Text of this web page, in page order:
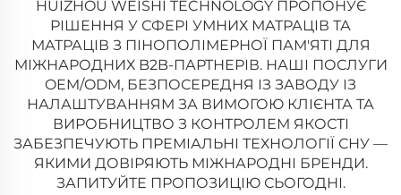
HUIZHOU WEISHI TECHNOLOGY ПРОПОНУЄ
РІШЕННЯ У СФЕРІ УМНИХ МАТРАЦІВ ТА
МАТРАЦІВ З ПІНОПОЛІМЕРНОЇ ПАМ'ЯТІ ДЛЯ
МІЖНАРОДНИХ B2B-ПАРТНЕРІВ. НАШІ ПОСЛУГИ
OEM/ODM, БЕЗПОСЕРЕДНЯ ІЗ ЗАВОДУ ІЗ
НАЛАШТУВАННЯМ ЗА ВИМОГОЮ КЛІЄНТА ТА
ВИРОБНИЦТВО З КОНТРОЛЕМ ЯКОСТІ
ЗАБЕЗПЕЧУЮТЬ ПРЕМІАЛЬНІ ТЕХНОЛОГІЇ СНУ —
ЯКИМИ ДОВІРЯЮТЬ МІЖНАРОДНІ БРЕНДИ.
ЗАПИТУЙТЕ ПРОПОЗИЦІЮ СЬОГОДНІ.